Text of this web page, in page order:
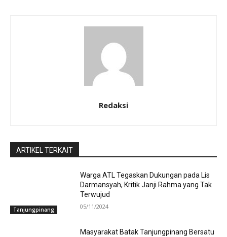
Redaksi
ARTIKEL TERKAIT
Tanjungpinang
Warga ATL Tegaskan Dukungan pada Lis
Darmansyah, Kritik Janji Rahma yang Tak
Terwujud
05/11/2024
Masyarakat Batak Tanjungpinang Bersatu